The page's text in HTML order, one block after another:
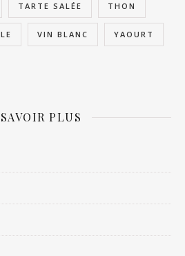
TARTE SALÉE THON
VIN BLANC YAOURT
PLUS